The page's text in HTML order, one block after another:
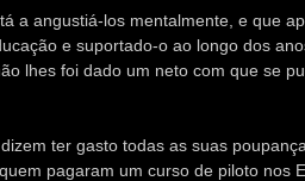
a angustiá-los mentalmente, e que
e suportado-o ao longo dos
lhes foi dado um neto com que se
ter gasto todas as suas
pagaram um curso de piloto nos